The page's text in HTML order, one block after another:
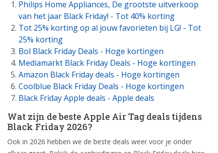
Philips Home Appliances, De grootste uitverkoop
van het jaar Black Friday! - Tot 40% korting
Tot 25% korting op al jouw favorieten bij LG! - Tot
25% korting
Bol Black Friday Deals - Hoge kortingen
Mediamarkt Black Friday Deals - Hoge kortingen
Amazon Black Friday deals - Hoge kortingen
Coolblue Black Friday Deals - Hoge kortingen
Black Friday Apple deals - Apple deals
Wat zijn de beste Apple Air Tag deals tijdens
Black Friday 2026?
Ook in 2026 hebben we de beste deals weer voor je onder